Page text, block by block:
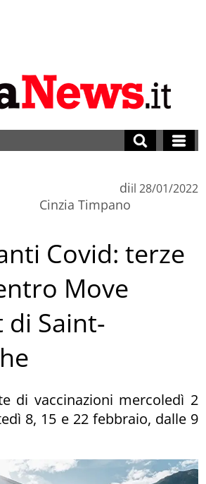
di
Cinzia Timpano
il 28/01/2022
Covid: terze
Move
Saint-
di vaccinazioni mercoledì 2
8, 15 e 22 febbraio, dalle 9